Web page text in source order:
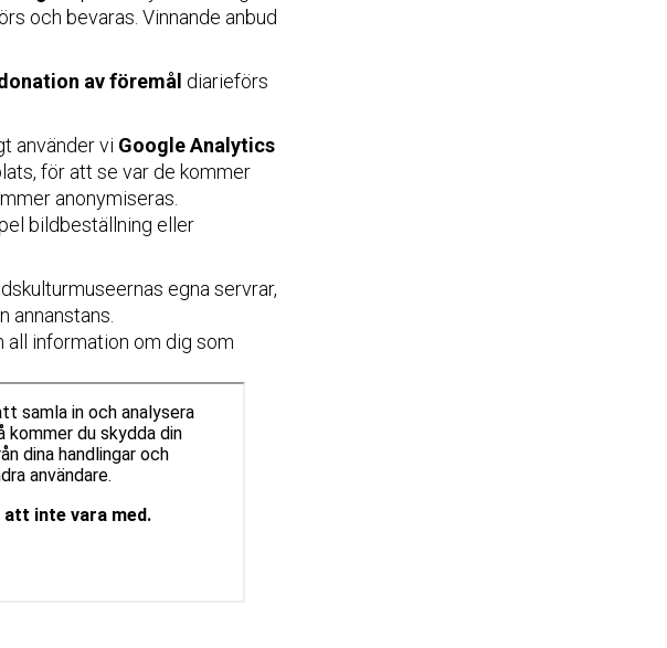
och bevaras. Vinnande anbud
av föremål diarieförs
använder vi Google Analytics
för att se var de kommer
anonymiseras.
bildbeställning eller
egna servrar,
annanstans.
all information om dig som